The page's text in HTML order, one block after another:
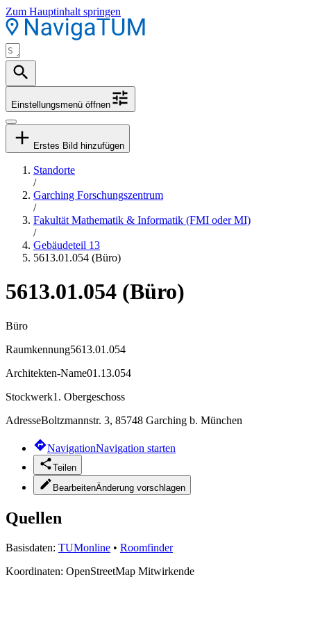
Zum Hauptinhalt springen
Einstellungsmenü öffnen
Erstes Bild hinzufügen
Standorte
/
Garching Forschungszentrum
/
Fakultät Mathematik & Informatik (FMI oder MI)
/
Gebäudeteil 13
5613.01.054 (Büro)
5613.01.054 (Büro)
Büro
Raumkennung5613.01.054
Architekten-Name01.13.054
Stockwerk1. Obergeschoss
AdresseBoltzmannstr. 3, 85748 Garching b. München
NavigationNavigation starten
Teilen
BearbeitenÄnderung vorschlagen
Quellen
Basisdaten: TUMonline • Roomfinder
Koordinaten: OpenStreetMap Mitwirkende